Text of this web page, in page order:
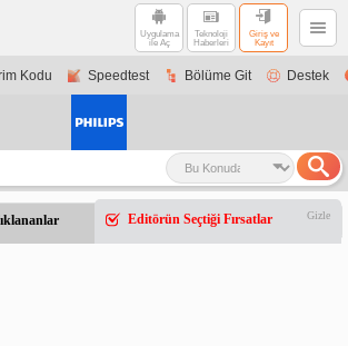
Uygulama
ile Aç
Teknoloji
Haberleri
Giriş ve
Kayıt
Kodu Speedtest Bölüme Git Destek
Editörün Seçtiği Fırsatlar Gizle